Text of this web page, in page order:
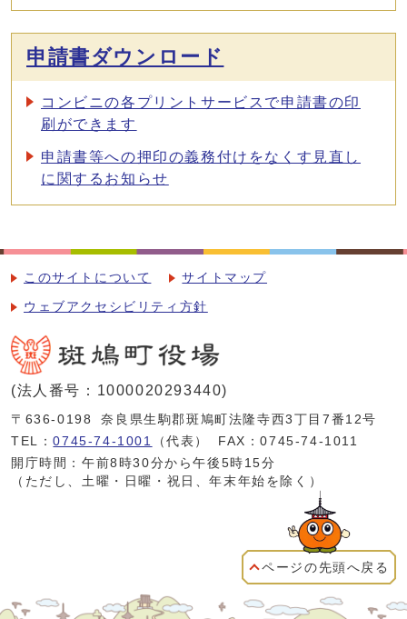
申請書ダウンロード
コンビニの各プリントサービスで申請書の印
刷ができます
申請書等への押印の義務付けをなくす見直し
に関するお知らせ
このサイトについて サイトマップ
ウェブアクセシビリティ方針
(法人番号：1000020293440)
〒636-0198
奈良県生駒郡斑鳩町法隆寺西3丁目7番12号
TEL：0745-74-1001 （代表）
FAX：0745-74-1011
開庁時間：午前8時30分から午後5時15分
（ただし、土曜・日曜・祝日、年末年始を除く）
ページの先頭へ戻る